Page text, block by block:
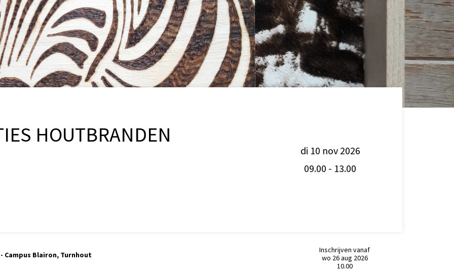
HOUTBRANDEN
di 10 nov 2026
09.00 - 13.00
Campus Blairon, Turnhout
Inschrijven vanaf
wo 26 aug 2026
10.00